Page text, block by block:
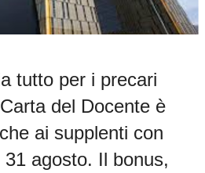
tutto per i precari
Carta del Docente è
ai supplenti con
agosto. Il bonus,